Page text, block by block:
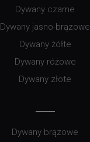
Dywany czarne
Dywany jasno-brązowe
Dywany żółte
Dywany różowe
Dywany złote
Dywany brązowe